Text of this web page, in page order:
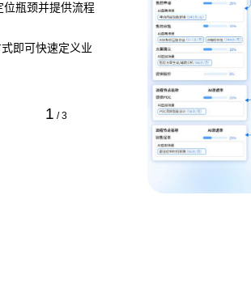
位瓶颈并提供流程
即可快速定义业
1 /3